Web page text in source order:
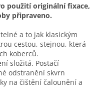
použití originální fixace,
připraveno.
a to jak klasickým
cestou, stejnou, která
koberců.
složitá. Postačí
odstranění skvrn
na čištění čalounění a